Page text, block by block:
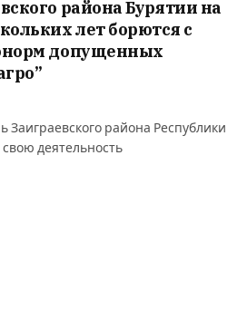
района Бурятии на
лет борются с
допущенных
Заиграевского района Республики
деятельность